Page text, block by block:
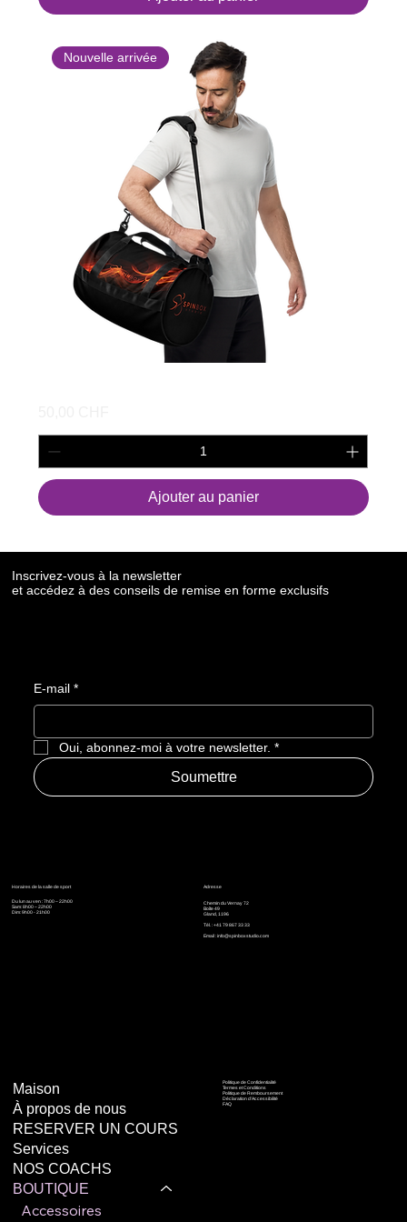
Nouvelle arrivée
Ajouter au panier
Inscrivez-vous à la newsletter
et accédez à des conseils de remise en forme exclusifs
E-mail *
Oui, abonnez-moi à votre newsletter. *
Soumettre
Adresse
Chemin du Vernay 72
Boîte 49
Gland, 1196
Tél. : +41 79 867 33 33
Email :info@spinboxstudio.com
Horaires de la salle de sport
Du lun au ven : 7h00 – 22h00
Sam: 8h00 – 22h00
Dim: 9h00 - 21h00
Maison
À propos de nous
RESERVER UN COURS
Services
NOS COACHS
BOUTIQUE
Accessoires
Politique de Confidentialité
Termes et Conditions
Politique de Remboursement
Déclaration d'Accessibilité
FAQ